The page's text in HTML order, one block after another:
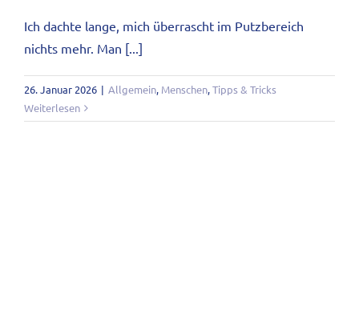
Ich dachte lange, mich überrascht im Putzbereich
nichts mehr. Man [...]
26. Januar 2026 | Allgemein, Menschen,Tipps & Tricks
Weiterlesen